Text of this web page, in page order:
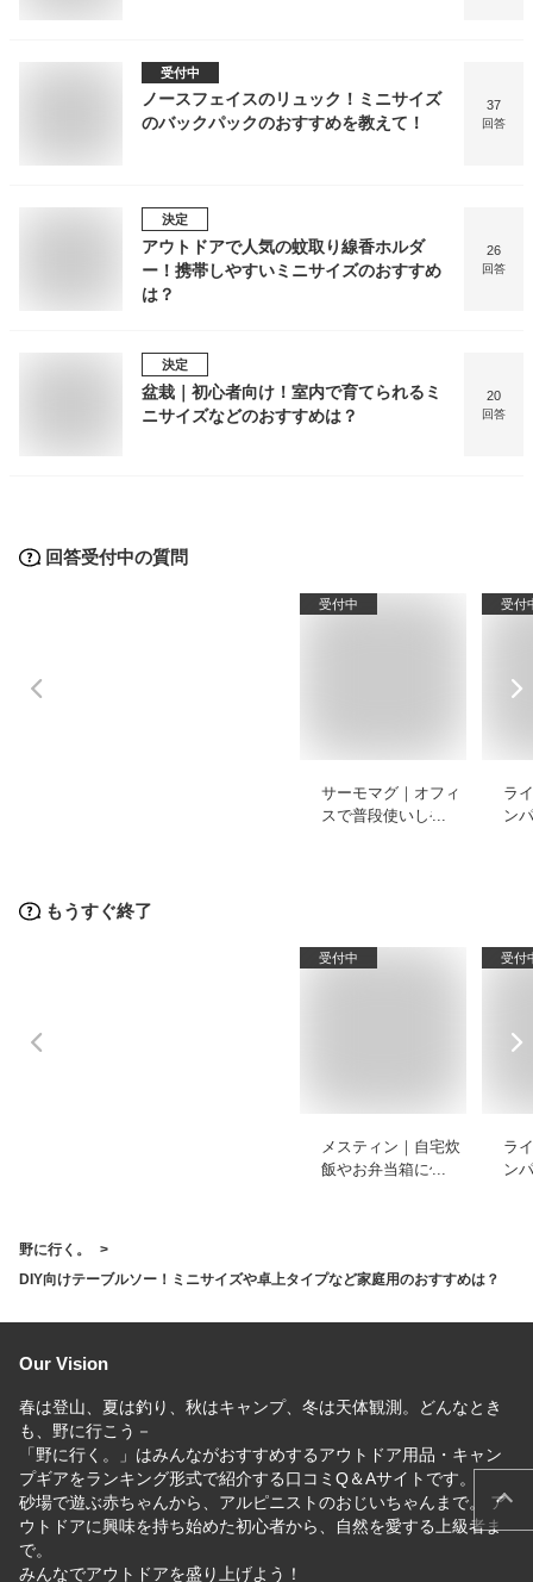
受付中
ノースフェイスのリュック！ミニサイズ
のバックパックのおすすめを教えて！
37
回答
決定
アウトドアで人気の蚊取り線香ホルダ
ー！携帯しやすいミニサイズのおすすめ
は？
26
回答
決定
盆栽｜初心者向け！室内で育てられるミ
ニサイズなどのおすすめは？
20
回答
回答受付中の質問
受付中
サーモマグ｜オフィ
スで普段使いしやす
受付
ラ
ン
もうすぐ終了
受付中
メスティン｜自宅炊
飯やお弁当箱に使え
受付
ラ
ン
野に行く。
DIY向けテーブルソー！ミニサイズや卓上タイプなど家庭用のおすすめは？
Our Vision
春は登山、夏は釣り、秋はキャンプ、冬は天体観測。どんなとき
も、野に行こう－
「野に行く。」はみんながおすすめするアウトドア用品・キャン
プギアをランキング形式で紹介する口コミQ＆Aサイトです。
砂場で遊ぶ赤ちゃんから、アルピニストのおじいちゃんまで。 ア
ウトドアに興味を持ち始めた初心者から、自然を愛する上級者ま
で。
みんなでアウトドアを盛り上げよう！